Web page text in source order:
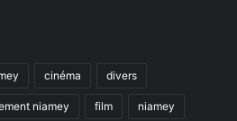
cinéma divers
niamey film niamey